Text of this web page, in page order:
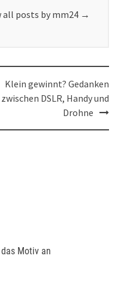
all posts by mm24 →
Klein gewinnt? Gedanken
zwischen DSLR, Handy und
Drohne
Motiv an